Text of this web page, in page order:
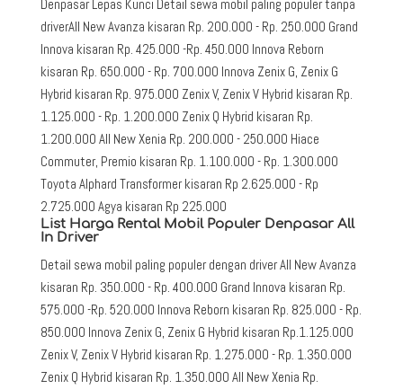
Denpasar Lepas Kunci Detail sewa mobil paling populer tanpa
driverAll New Avanza kisaran Rp. 200.000 - Rp. 250.000 Grand
Innova kisaran Rp. 425.000 -Rp. 450.000 Innova Reborn
kisaran Rp. 650.000 - Rp. 700.000 Innova Zenix G, Zenix G
Hybrid kisaran Rp. 975.000 Zenix V, Zenix V Hybrid kisaran Rp.
1.125.000 - Rp. 1.200.000 Zenix Q Hybrid kisaran Rp.
1.200.000 All New Xenia Rp. 200.000 - 250.000 Hiace
Commuter, Premio kisaran Rp. 1.100.000 - Rp. 1.300.000
Toyota Alphard Transformer kisaran Rp 2.625.000 - Rp
2.725.000 Agya kisaran Rp 225.000
List Harga Rental Mobil Populer Denpasar All
In Driver
Detail sewa mobil paling populer dengan driver All New Avanza
kisaran Rp. 350.000 - Rp. 400.000 Grand Innova kisaran Rp.
575.000 -Rp. 520.000 Innova Reborn kisaran Rp. 825.000 - Rp.
850.000 Innova Zenix G, Zenix G Hybrid kisaran Rp.1.125.000
Zenix V, Zenix V Hybrid kisaran Rp. 1.275.000 - Rp. 1.350.000
Zenix Q Hybrid kisaran Rp. 1.350.000 All New Xenia Rp.